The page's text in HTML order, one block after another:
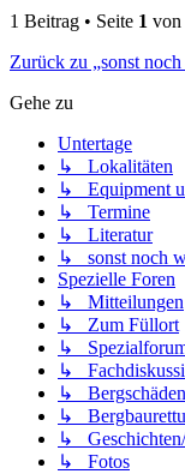
1 Beitrag • Seite 1 von
Zurück zu „sonst noch
Gehe zu
Untertage
↳ Lokalitäten
↳ Equipment
↳ Termine
↳ Literatur
↳ sonst noch
Spezielle Foren
↳ Mitteilungen
↳ Zum Füllort
↳
↳
↳
↳
↳ Geschichten/
↳ Fotos